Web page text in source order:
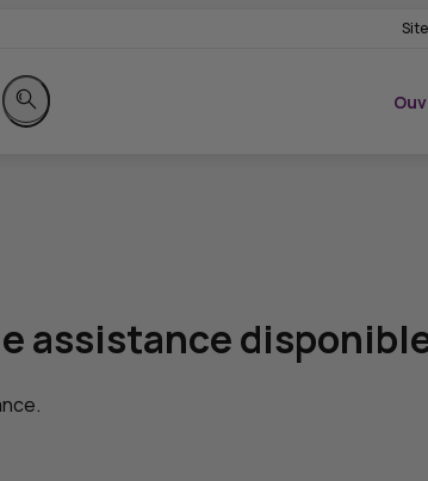
Rechercher sur le site
assistance